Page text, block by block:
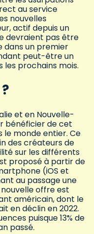
au service
nouvelles
actif depuis un
devraient pas être
dans un premier
peut-être un
les prochains mois.
et en Nouvelle-
bénéficier de cet
le monde entier. Ce
des créateurs de
sur les différents
proposé à partir de
(iOS et
au passage une
offre est
américain, dont le
en déclin en 2022.
puisque 13% de
passé.